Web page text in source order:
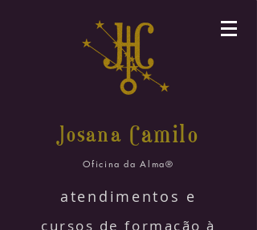
Josana Camilo
Oficina da Alma®
atendimentos e
cursos de formação à